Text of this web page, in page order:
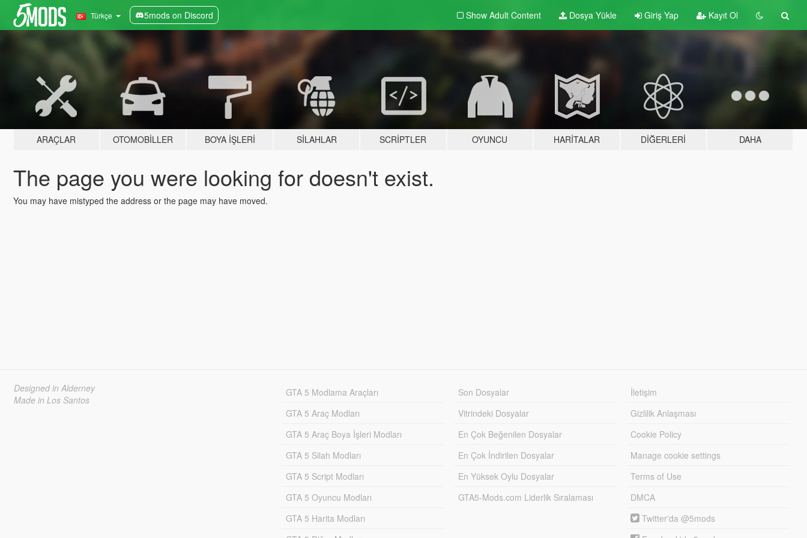
Türkçe 5mods on Discord Show Adult Content Dosya Yükle Giriş Yap Kayıt Ol
ARAÇLAR OTOMOBILLER BOYA İŞLERI SILAHLAR SCRIPTLER OYUNCU HARITALAR DIĞERLERI DAHA
The page you were looking for doesn't exist.
You may have mistyped the address or the page may have moved.
Designed in Alderney
Made in Los Santos
GTA 5 Modlama Araçları
GTA 5 Araç Modları
GTA 5 Araç Boya İşleri Modları
GTA 5 Silah Modları
GTA 5 Script Modları
GTA 5 Oyuncu Modları
GTA 5 Harita Modları
Son Dosyalar
Vitrindeki Dosyalar
En Çok Beğenilen Dosyalar
En Çok İndirilen Dosyalar
En Yüksek Oylu Dosyalar
GTA5-Mods.com Liderlik Sıralaması
İletişim
Gizlilik Anlaşması
Cookie Policy
Manage cookie settings
Terms of Use
DMCA
Twitter'da @5mods